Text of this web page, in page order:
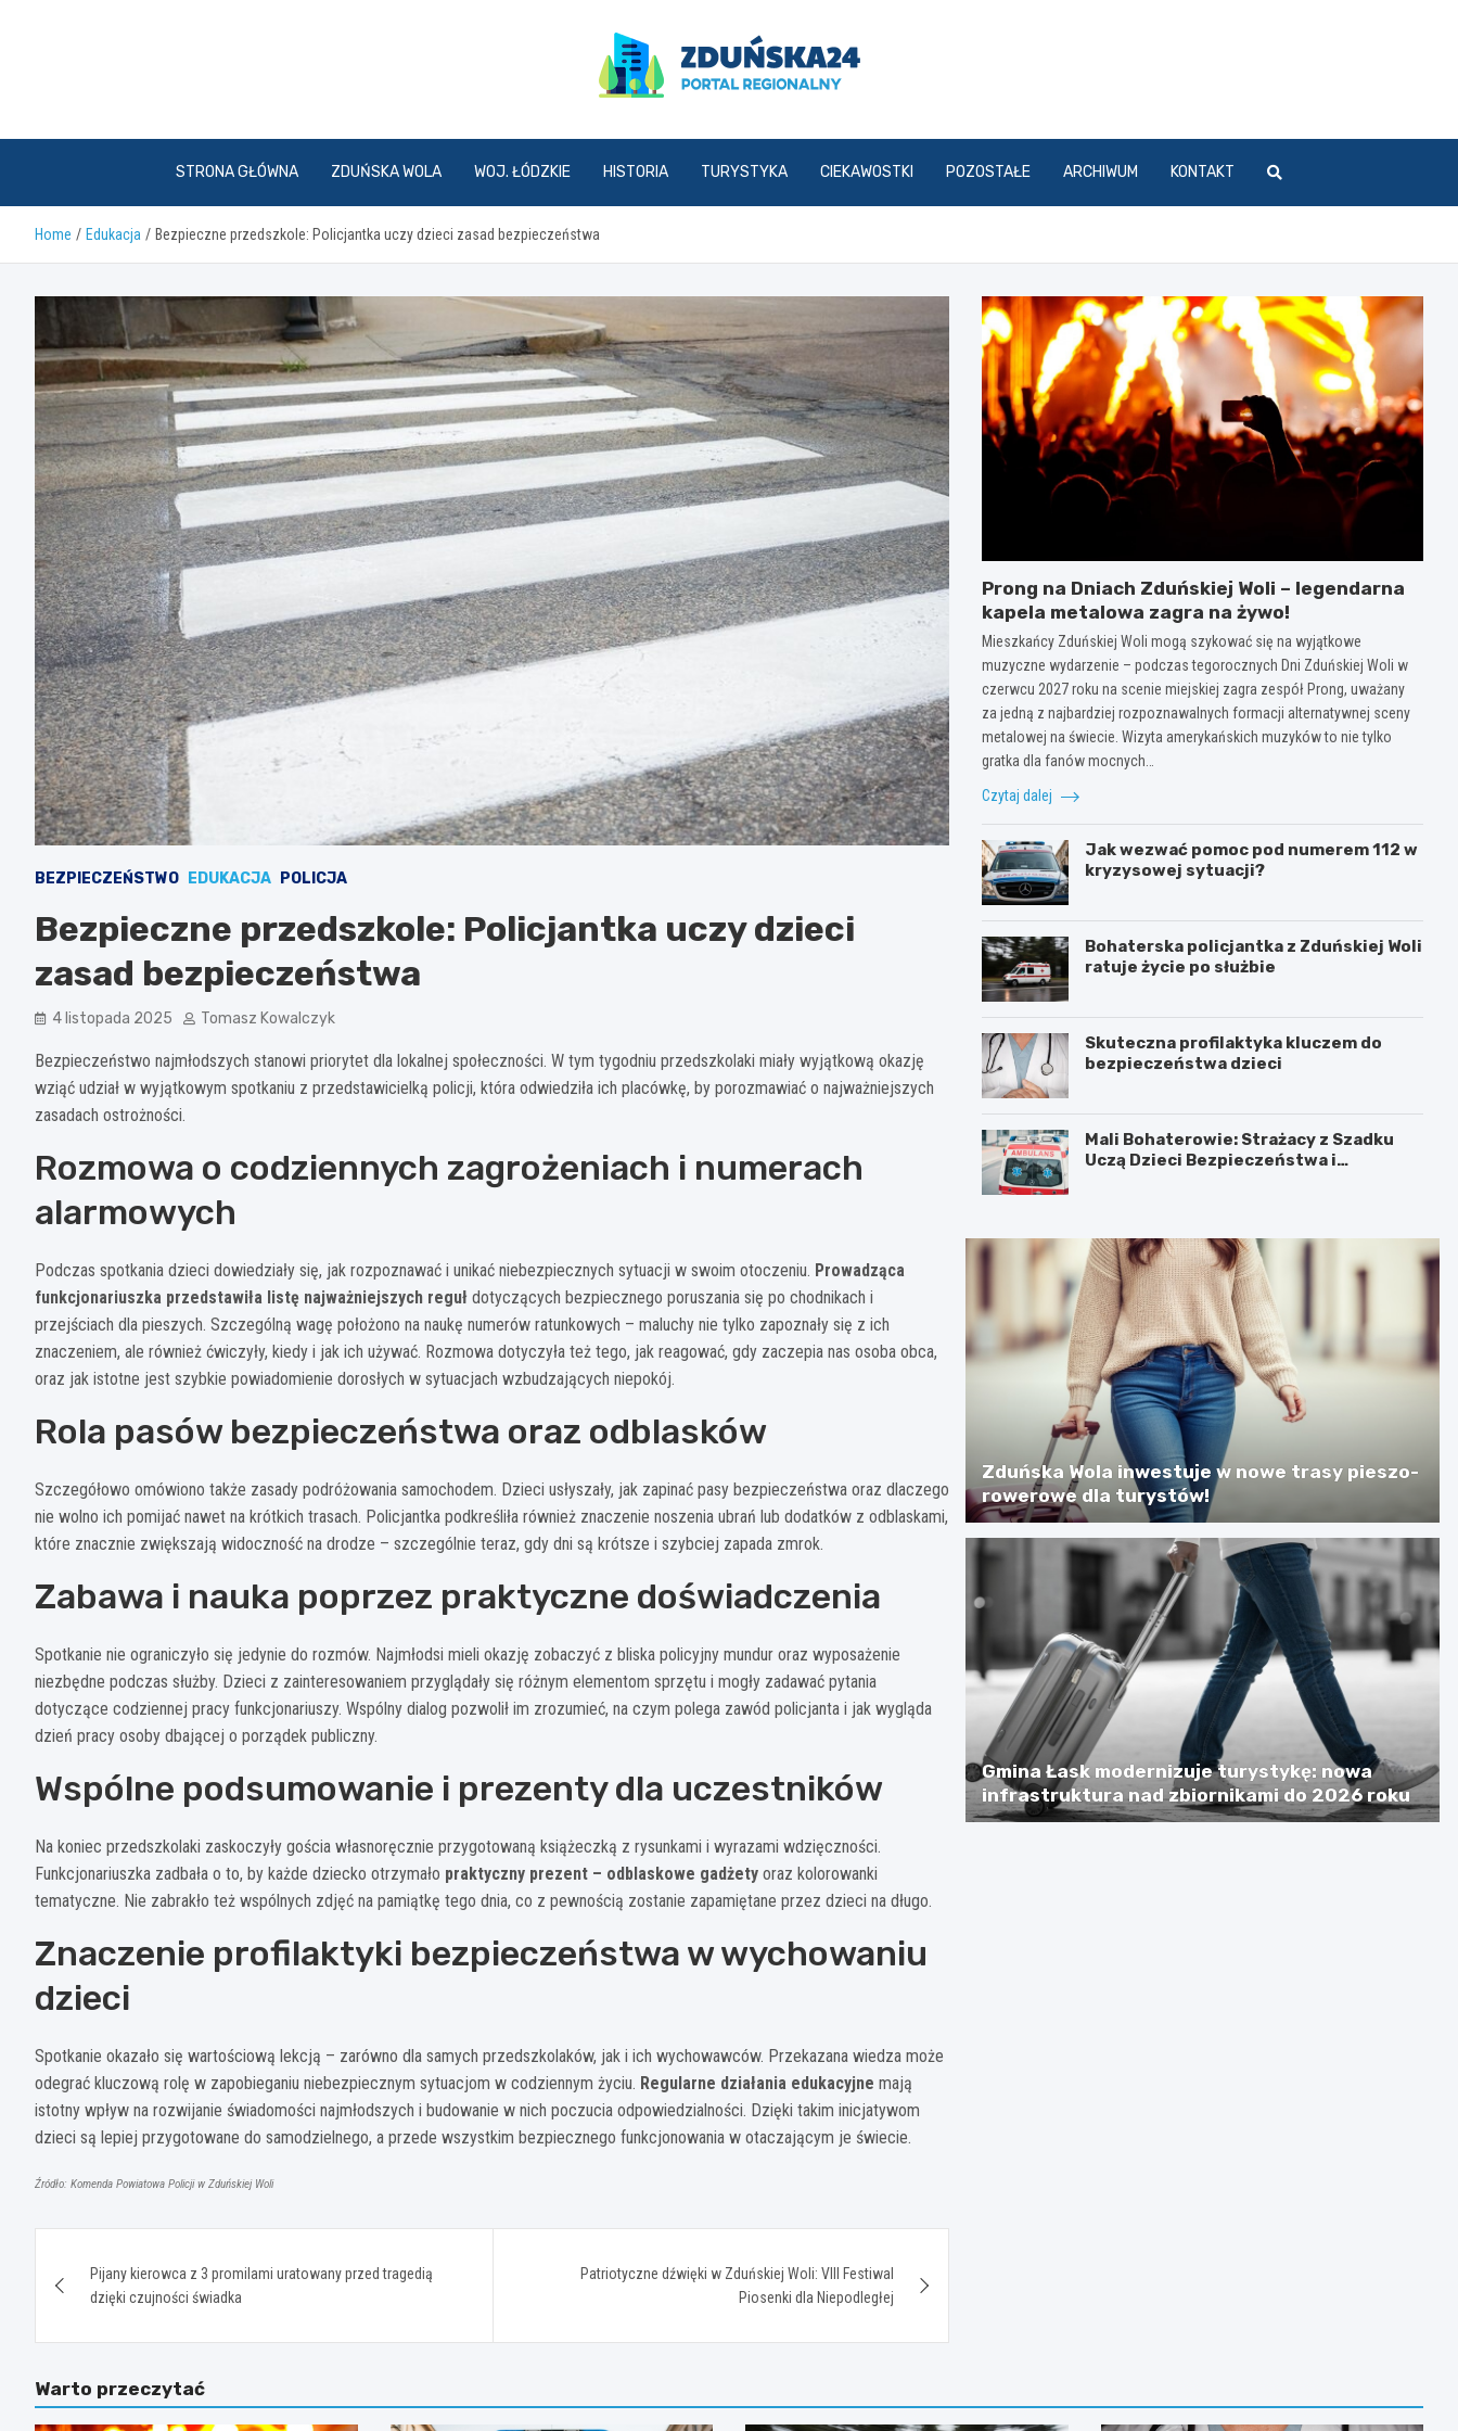
zdunska24.pl
STRONA GŁÓWNA ZDUŃSKA WOLA WOJ. ŁÓDZKIE HISTORIA TURYSTYKA CIEKAWOSTKI POZOSTAŁE ARCHIWUM KONTAKT
Home Edukacja Bezpieczne przedszkole: Policjantka uczy dzieci zasad bezpieczeństwa
BEZPIECZEŃSTWO EDUKACJA POLICJA
Bezpieczne przedszkole: Policjantka uczy dzieci
zasad bezpieczeństwa
4 listopada 2025 Tomasz Kowalczyk
Bezpieczeństwo najmłodszych stanowi priorytet dla lokalnej społeczności. W tym tygodniu przedszkolaki miały wyjątkową okazję
wziąć udział w wyjątkowym spotkaniu z przedstawicielką policji, która odwiedziła ich placówkę, by porozmawiać o najważniejszych
zasadach ostrożności.
Rozmowa o codziennych zagrożeniach i numerach
alarmowych
Podczas spotkania dzieci dowiedziały się, jak rozpoznawać i unikać niebezpiecznych sytuacji w swoim otoczeniu. Prowadząca
funkcjonariuszka przedstawiła listę najważniejszych reguł dotyczących bezpiecznego poruszania się po chodnikach i
przejściach dla pieszych. Szczególną wagę położono na naukę numerów ratunkowych – maluchy nie tylko zapoznały się z ich
znaczeniem, ale również ćwiczyły, kiedy i jak ich używać. Rozmowa dotyczyła też tego, jak reagować, gdy zaczepia nas osoba obca,
oraz jak istotne jest szybkie powiadomienie dorosłych w sytuacjach wzbudzających niepokój.
Rola pasów bezpieczeństwa oraz odblasków
Szczegółowo omówiono także zasady podróżowania samochodem. Dzieci usłyszały, jak zapinać pasy bezpieczeństwa oraz dlaczego
nie wolno ich pomijać nawet na krótkich trasach. Policjantka podkreśliła również znaczenie noszenia ubrań lub dodatków z odblaskami,
które znacznie zwiększają widoczność na drodze – szczególnie teraz, gdy dni są krótsze i szybciej zapada zmrok.
Zabawa i nauka poprzez praktyczne doświadczenia
Spotkanie nie ograniczyło się jedynie do rozmów. Najmłodsi mieli okazję zobaczyć z bliska policyjny mundur oraz wyposażenie
niezbędne podczas służby. Dzieci z zainteresowaniem przyglądały się różnym elementom sprzętu i mogły zadawać pytania
dotyczące codziennej pracy funkcjonariuszy. Wspólny dialog pozwolił im zrozumieć, na czym polega zawód policjanta i jak wygląda
dzień pracy osoby dbającej o porządek publiczny.
Wspólne podsumowanie i prezenty dla uczestników
Na koniec przedszkolaki zaskoczyły gościa własnoręcznie przygotowaną książeczką z rysunkami i wyrazami wdzięczności.
Funkcjonariuszka zadbała o to, by każde dziecko otrzymało praktyczny prezent – odblaskowe gadżety oraz kolorowanki
tematyczne. Nie zabrakło też wspólnych zdjęć na pamiątkę tego dnia, co z pewnością zostanie zapamiętane przez dzieci na długo.
Znaczenie profilaktyki bezpieczeństwa w wychowaniu
dzieci
Spotkanie okazało się wartościową lekcją – zarówno dla samych przedszkolaków, jak i ich wychowawców. Przekazana wiedza może
odegrać kluczową rolę w zapobieganiu niebezpiecznym sytuacjom w codziennym życiu. Regularne działania edukacyjne mają
istotny wpływ na rozwijanie świadomości najmłodszych i budowanie w nich poczucia odpowiedzialności. Dzięki takim inicjatywom
dzieci są lepiej przygotowane do samodzielnego, a przede wszystkim bezpiecznego funkcjonowania w otaczającym je świecie.
Źródło: Komenda Powiatowa Policji w Zduńskiej Woli
wpisuPijany kierowca z 3 promilami uratowany przed tragedią
dzięki czujności świadka
Patriotyczne dźwięki w Zduńskiej Woli: VIII Festiwal
Piosenki dla Niepodległej
Prong na Dniach Zduńskiej Woli – legendarna
kapela metalowa zagra na żywo!
Mieszkańcy Zduńskiej Woli mogą szykować się na wyjątkowe
muzyczne wydarzenie – podczas tegorocznych Dni Zduńskiej Woli w
czerwcu 2027 roku na scenie miejskiej zagra zespół Prong, uważany
za jedną z najbardziej rozpoznawalnych formacji alternatywnej sceny
metalowej na świecie. Wizyta amerykańskich muzyków to nie tylko
gratka dla fanów mocnych…
Czytaj dalej
Jak wezwać pomoc pod numerem 112 w
kryzysowej sytuacji?
Bohaterska policjantka z Zduńskiej Woli
ratuje życie po służbie
Skuteczna profilaktyka kluczem do
bezpieczeństwa dzieci
Mali Bohaterowie: Strażacy z Szadku
Uczą Dzieci Bezpieczeństwa i
Zduńska Wola inwestuje w nowe trasy pieszo-
rowerowe dla turystów!
Gmina Łask modernizuje turystykę: nowa
infrastruktura nad zbiornikami do 2026 roku
Warto przeczytać